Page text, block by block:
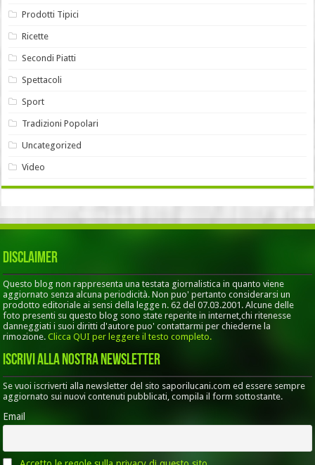
Prodotti Tipici
Ricette
Secondi Piatti
Spettacoli
Sport
Tradizioni Popolari
Uncategorized
Video
Disclaimer
Questo blog non rappresenta una testata giornalistica in quanto viene
aggiornato senza alcuna periodicità. Non puo' pertanto considerarsi un
prodotto editoriale ai sensi della legge n. 62 del 07.03.2001. Alcune delle
foto presenti su questo blog sono state reperite in internet,chi ritenesse
danneggiati i suoi diritti d'autore puo' contattarmi per chiederne la
rimozione.Clicca QUI per leggere il testo completo.
Iscrivi alla nostra Newsletter
Se vuoi iscriverti alla newsletter del sito saporilucani.com ed essere sempre
aggiornato sui nuovi contenuti pubblicati, compila il form sottostante.
Email